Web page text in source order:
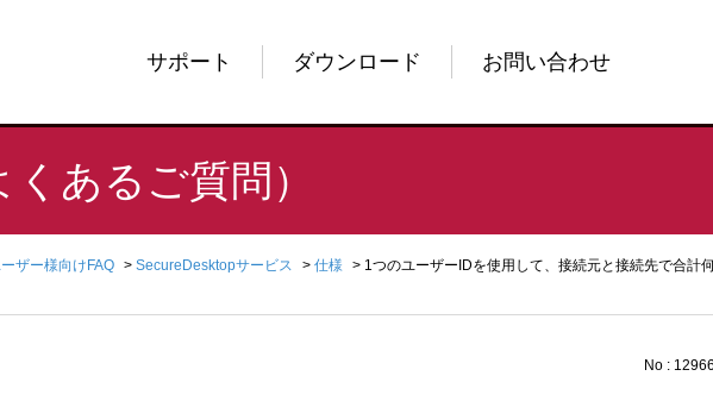
サポート ダウンロード お問い合わせ
くあるご質問）
ザー様向けFAQ > SecureDesktopサービス > 仕様 > 1つのユーザーIDを使用して、接続元と接続先で合計
No :